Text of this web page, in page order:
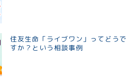
住友生命「ライブワン」ってどうで
すか？という相談事例